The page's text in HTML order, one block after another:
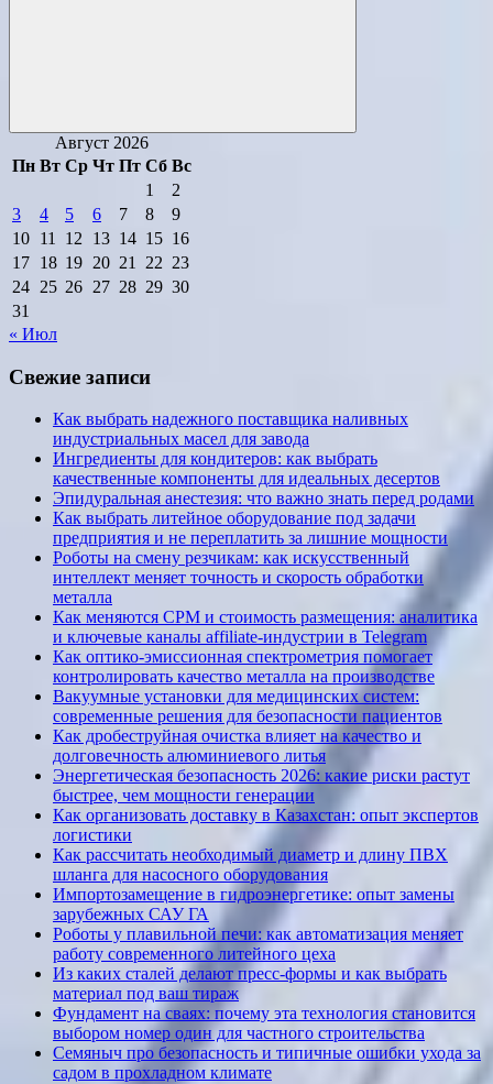
Поиск
Август 2026
Пн Вт Ср Чт Пт Сб Вс
1
2
3
4 5 6 7 8
9
10 11 12 13 14 15 16
17 18 19 20 21 22 23
24 25 26 27 28 29 30
31
« Июл
Свежие записи
Как выбрать надежного поставщика наливных
индустриальных масел для завода
Ингредиенты для кондитеров: как выбрать
качественные компоненты для идеальных десертов
Эпидуральная анестезия: что важно знать перед родами
Как выбрать литейное оборудование под задачи
предприятия и не переплатить за лишние мощности
Роботы на смену резчикам: как искусственный
интеллект меняет точность и скорость обработки
металла
Как меняются CPM и стоимость размещения: аналитика
и ключевые каналы affiliate-индустрии в Telegram
Как оптико-эмиссионная спектрометрия помогает
контролировать качество металла на производстве
Вакуумные установки для медицинских систем:
современные решения для безопасности пациентов
Как дробеструйная очистка влияет на качество и
долговечность алюминиевого литья
Энергетическая безопасность 2026: какие риски растут
быстрее, чем мощности генерации
Как организовать доставку в Казахстан: опыт экспертов
логистики
Как рассчитать необходимый диаметр и длину ПВХ
шланга для насосного оборудования
Импортозамещение в гидроэнергетике: опыт замены
зарубежных САУ ГА
Роботы у плавильной печи: как автоматизация меняет
работу современного литейного цеха
Из каких сталей делают пресс-формы и как выбрать
материал под ваш тираж
Фундамент на сваях: почему эта технология становится
выбором номер один для частного строительства
Семяныч про безопасность и типичные ошибки ухода за
садом в прохладном климате